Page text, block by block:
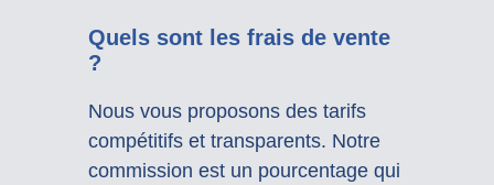
Quels sont les frais de vente
?
Nous vous proposons des tarifs
compétitifs et transparents. Notre
commission est un pourcentage qui